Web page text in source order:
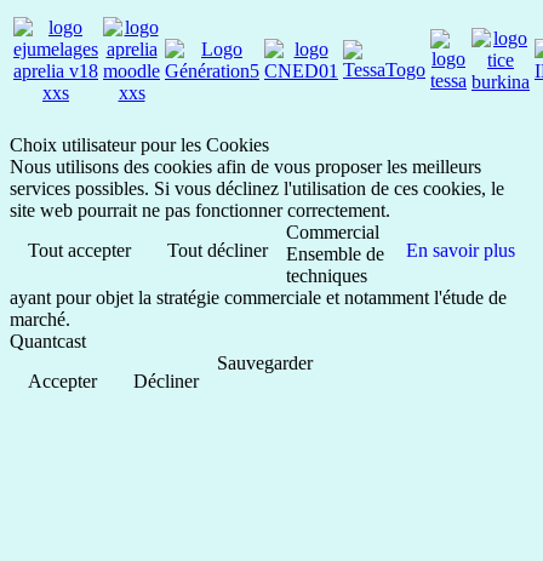
Choix utilisateur pour les Cookies
Nous utilisons des cookies afin de vous proposer les meilleurs
services possibles. Si vous déclinez l'utilisation de ces cookies, le
site web pourrait ne pas fonctionner correctement.
Tout accepter
Tout décliner En savoir plus
Commercial
Ensemble de
techniques
ayant pour objet la stratégie commerciale et notamment l'étude de
marché.
Quantcast
Accepter
Décliner
Sauvegarder